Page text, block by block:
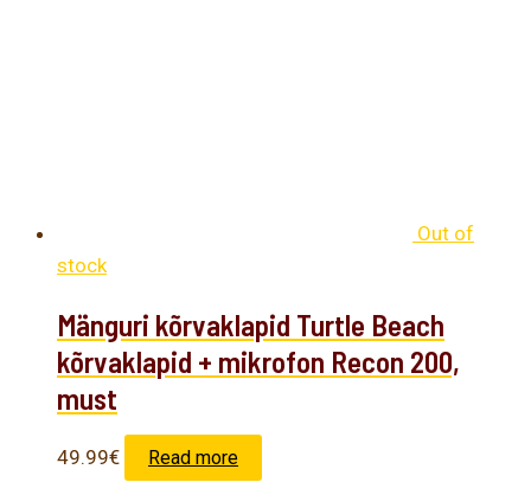
Out of
stock
Mänguri kõrvaklapid Turtle Beach
kõrvaklapid + mikrofon Recon 200,
must
49.99€ Read more